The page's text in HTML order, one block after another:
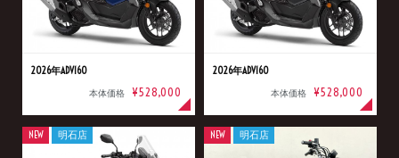
2026年ADV160
本体価格 ¥528,000
2026年ADV160
本体価格 ¥528,000
NEW 明石店 NEW 明石店